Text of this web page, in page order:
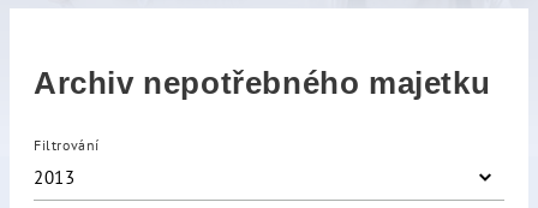
Archiv nepotřebného majetku
Filtrování
2013